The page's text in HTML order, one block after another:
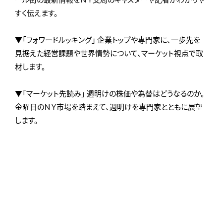
すく伝えます。
▼「フォワードルッキング」 企業トップや専門家に、一歩先を
見据えた経営課題や世界情勢について、マーケット視点で取
材します。
▼「マーケット先読み」 週明けの株価や為替はどうなるのか。
金曜日のＮＹ市場を踏まえて、週明けを専門家とともに展望
します。